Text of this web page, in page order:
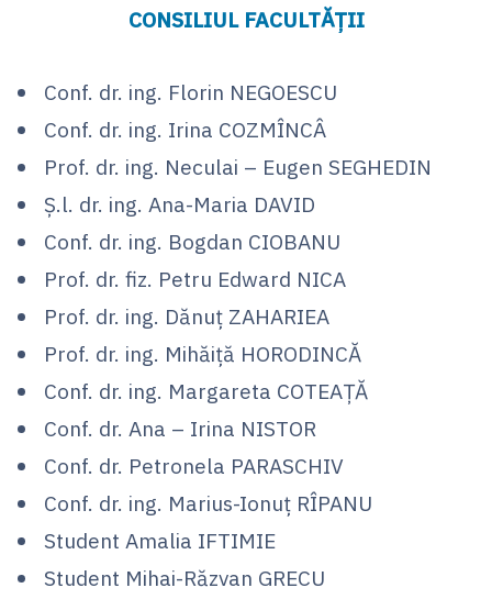
CONSILIUL FACULTĂȚII
Conf. dr. ing. Florin NEGOESCU
Conf. dr. ing. Irina COZMÎNCÂ
Prof. dr. ing. Neculai – Eugen SEGHEDIN
Ș.l. dr. ing. Ana-Maria DAVID
Conf. dr. ing. Bogdan CIOBANU
Prof. dr. fiz. Petru Edward NICA
Prof. dr. ing. Dănuț ZAHARIEA
Prof. dr. ing. Mihăiță HORODINCĂ
Conf. dr. ing. Margareta COTEAȚĂ
Conf. dr. Ana – Irina NISTOR
Conf. dr. Petronela PARASCHIV
Conf. dr. ing. Marius-Ionuț RÎPANU
Student Amalia IFTIMIE
Student Mihai-Răzvan GRECU